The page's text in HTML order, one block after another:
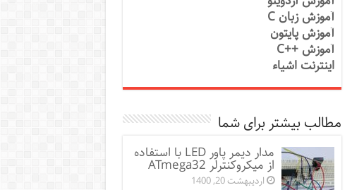
آموزش زبان C
آموزش پایتون
آموزش ++C
اینترنت اشیاء
مطالب بیشتر برای شما
مدار دیمر پاور LED با استفاده
از میکروکنترلر ATmega32
اردیبهشت 20, 1400